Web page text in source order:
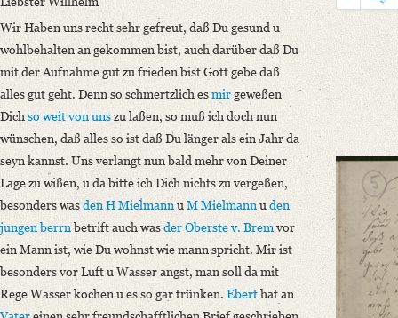
Place of Destination: Amsterdam GND
Notations: Absende- und Empfangsort erschlossen.
Manuscript
Provider: Dresden, Sächsische Landesbibliothek - Staats- und
OAI Id: DE-611-36881
Classification Number: Mscr.Dresd.e.90,XIX,Bd.21,Nr.5
Number of Pages: 4 S. auf Doppelbl., hs. m. U.
Format: 23,1 x 18,9 cm
Incipit: „[1] I)
Liebster Willhelm
Wir Haben uns recht sehr gefreut, daß Du gesund u wohlbehalten an
Language
Wir Haben uns recht sehr gefreut, daß Du gesund u
wohlbehalten an gekommen bist, auch darüber daß Du
mit der Aufnahme gut zu frieden bist Gott gebe daß
alles gut geht. Denn so schmertzlich esmirgeweßen
Dich so weit von unszu laßen, so muß ich doch nun
wünschen, daß alles so ist daß Du länger als ein Jahr da
seyn kannst. Uns verlangt nun bald mehr von Deiner
Lage zu wißen, u da bitte ich Dich nichts zu vergeßen,
besonders wasden H Mielmannu M Mielmannu den
jungen berrnbetrift auch wasder Oberste v. Bremvor
ein Mann ist, wie Du wohnst wie mann spricht. Mir ist
besonders vor Luft u Wasser angst, man soll da mit
Rege Wasser kochen u es so gar trünken. Eberthat an